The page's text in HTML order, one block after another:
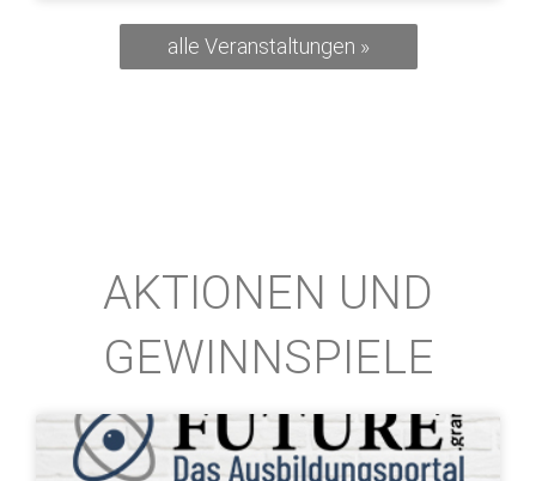
alle Veranstaltungen »
AKTIONEN UND
GEWINNSPIELE